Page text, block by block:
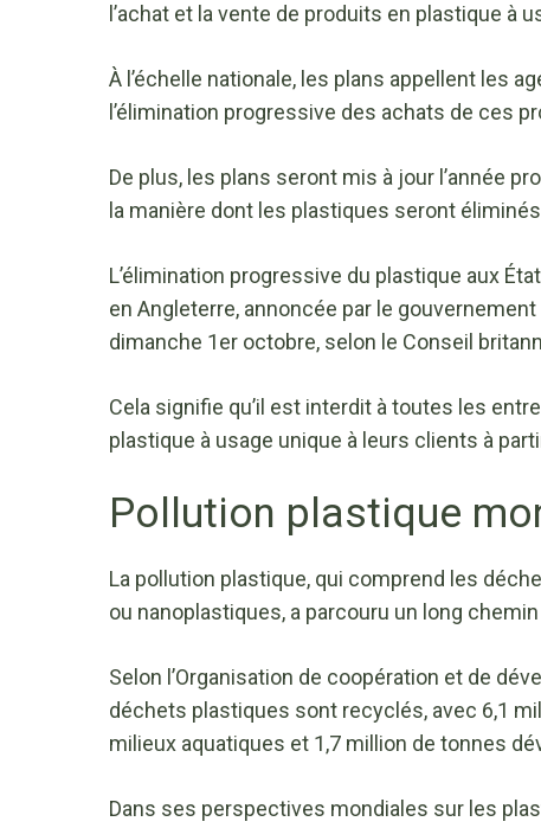
l’achat et la vente de produits en plastique à
À l’échelle nationale, les plans appellent les
l’élimination progressive des achats de ces
De plus, les plans seront mis à jour l’année
la manière dont les plastiques seront
L’élimination progressive du plastique aux
en Angleterre, annoncée par le
dimanche 1er octobre, selon le Conseil
Cela signifie qu’il est interdit à toutes les
plastique à usage unique à leurs clients à
Pollution plastique
La pollution plastique, qui comprend les
ou nanoplastiques, a parcouru un long
Selon l’Organisation de coopération et de
déchets plastiques sont recyclés, avec 6,1
milieux aquatiques et 1,7 million de tonnes
Dans ses perspectives mondiales sur les